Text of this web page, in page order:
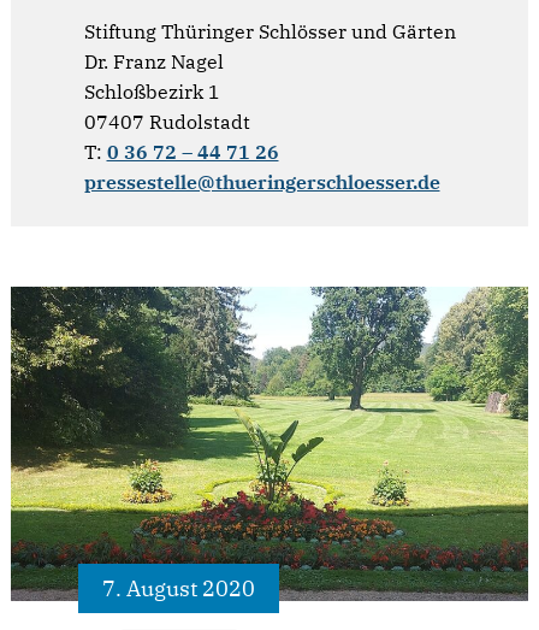
Stiftung Thüringer Schlösser und Gärten
Dr. Franz Nagel
Schloßbezirk 1
07407 Rudolstadt
T: 0 36 72 – 44 71 26
pressestelle@thueringerschloesser.de
7. August 2020